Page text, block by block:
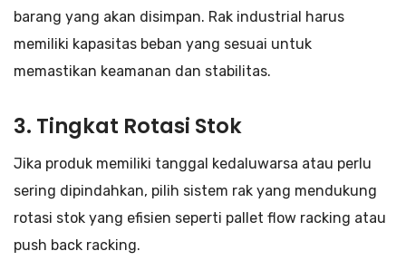
barang yang akan disimpan. Rak industrial harus
memiliki kapasitas beban yang sesuai untuk
memastikan keamanan dan stabilitas.
3. Tingkat Rotasi Stok
Jika produk memiliki tanggal kedaluwarsa atau perlu
sering dipindahkan, pilih sistem rak yang mendukung
rotasi stok yang efisien seperti pallet flow racking atau
push back racking.